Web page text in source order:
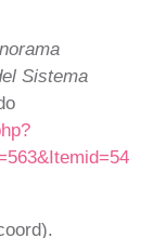
Sistema